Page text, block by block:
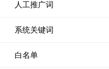
人工推广词
系统关键词
白名单